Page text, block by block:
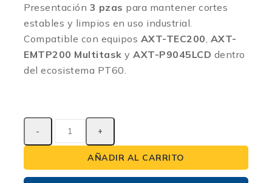
Presentación 3 pzas para mantener cortes
estables y limpios en uso industrial.
Compatible con equipos AXT-TEC200 AXT-
EMTP200 Multitask y AXT-P9045LCD dentro
del ecosistema PT60.
AÑADIR AL CARRITO